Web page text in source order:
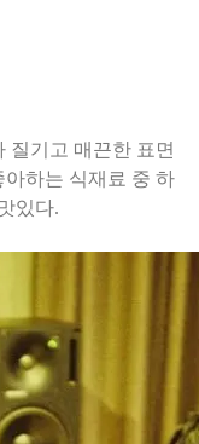
질기고 매끈한 표면
하는 식재료 중 하
있다.